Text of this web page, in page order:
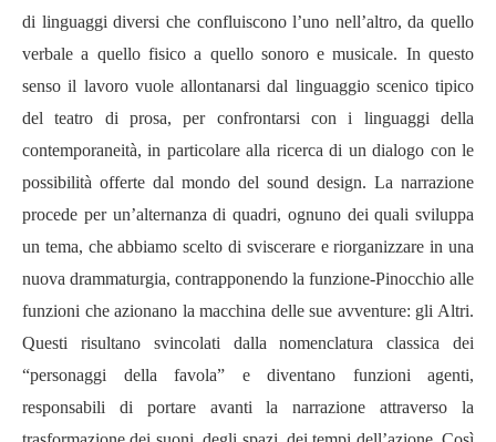
di linguaggi diversi che confluiscono l’uno nell’altro, da quello
verbale a quello fisico a quello sonoro e musicale. In questo
senso il lavoro vuole allontanarsi dal linguaggio scenico tipico
del teatro di prosa, per confrontarsi con i linguaggi della
contemporaneità, in particolare alla ricerca di un dialogo con le
possibilità offerte dal mondo del sound design. La narrazione
procede per un’alternanza di quadri, ognuno dei quali sviluppa
un tema, che abbiamo scelto di sviscerare e riorganizzare in una
nuova drammaturgia, contrapponendo la funzione-Pinocchio alle
funzioni che azionano la macchina delle sue avventure: gli Altri.
Questi risultano svincolati dalla nomenclatura classica dei
“personaggi della favola” e diventano funzioni agenti,
responsabili di portare avanti la narrazione attraverso la